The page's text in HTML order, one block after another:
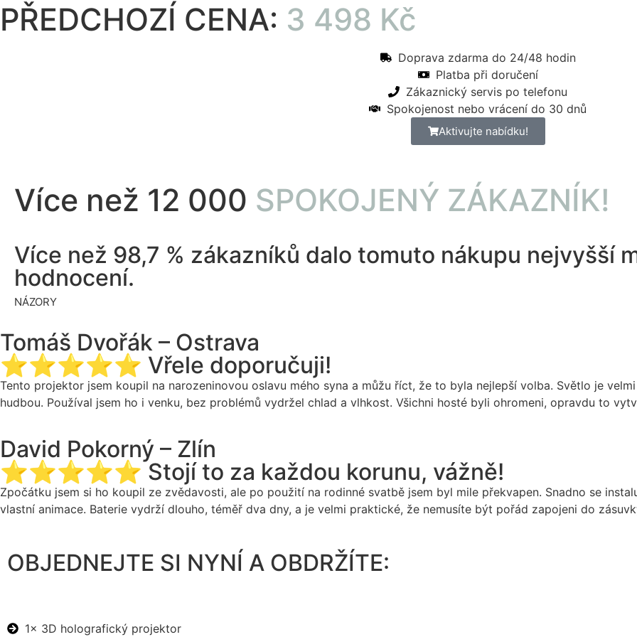
PŘEDCHOZÍ CENA: 3 498 Kč
Doprava zdarma do 24/48 hodin
Platba při doručení
Zákaznický servis po telefonu
Spokojenost nebo vrácení do 30 dnů
Aktivujte nabídku!
Více než 12 000 SPOKOJENÝ ZÁKAZNÍK!
Více než 98,7 % zákazníků dalo tomuto nákupu nejvyšší
hodnocení.
NÁZORY
Tomáš Dvořák – Ostrava
⭐⭐⭐⭐⭐ Vřele doporučuji!
Tento projektor jsem koupil na narozeninovou oslavu mého syna a můžu říct, že to byla nejlepší volba. Světlo je
hudbou. Používal jsem ho i venku, bez problémů vydržel chlad a vlhkost. Všichni hosté byli ohromeni, opravdu to
David Pokorný – Zlín
⭐⭐⭐⭐⭐ Stojí to za každou korunu, vážně!
Zpočátku jsem si ho koupil ze zvědavosti, ale po použití na rodinné svatbě jsem byl mile překvapen. Snadno se
vlastní animace. Baterie vydrží dlouho, téměř dva dny, a je velmi praktické, že nemusíte být pořád zapojeni do
OBJEDNEJTE SI NYNÍ A OBDRŽÍTE:
1x 3D holografický projektor